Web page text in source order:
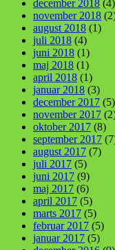
december 2018 (4)
november 2018
august 2018 (1)
juli 2018 (4)
juni 2018 (1)
maj 2018 (1)
april 2018 (1)
januar 2018 (3)
december 2017 (5)
november 2017
oktober 2017 (8)
september 2017
august 2017 (7)
juli 2017 (5)
juni 2017 (9)
maj 2017 (6)
april 2017 (5)
marts 2017 (5)
februar 2017 (5)
januar 2017 (5)